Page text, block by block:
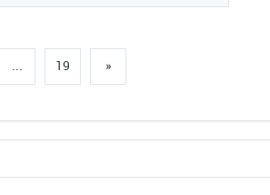
... 19 »